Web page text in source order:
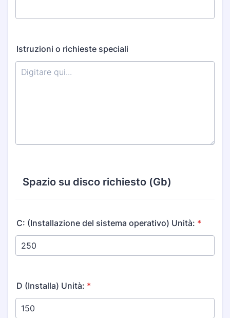
Istruzioni o richieste speciali
Spazio su disco richiesto (Gb)
C: (Installazione del sistema operativo) Unità: *
D (Installa) Unità: *